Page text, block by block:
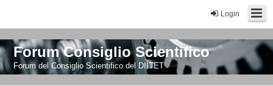
Login
Forum Consiglio Scientifico
Forum del Consiglio Scientifico del DIITET